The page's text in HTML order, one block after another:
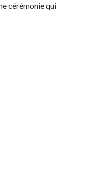
cérémonie qui